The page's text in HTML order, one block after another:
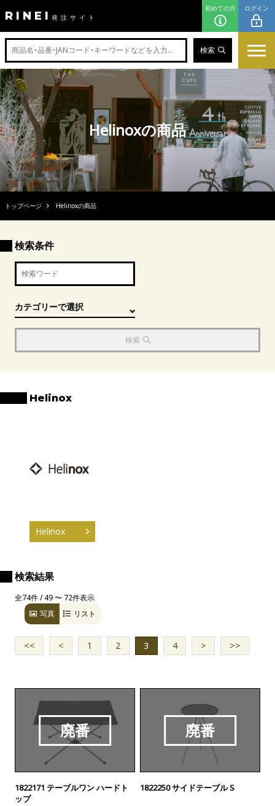
RINEI 発注サイト
初めての方 ログイン
検索
Helinoxの商品
トップページ Helinoxの商品
検索条件
検索
Helinox
Helinox
検索結果
全74件 / 49 〜 72件表示
写真
リスト
<< < 1 2 3 4 > >>
廃番
1822171 テーブルワン ハードト
ップ
廃番
1822250 サイドテーブル S